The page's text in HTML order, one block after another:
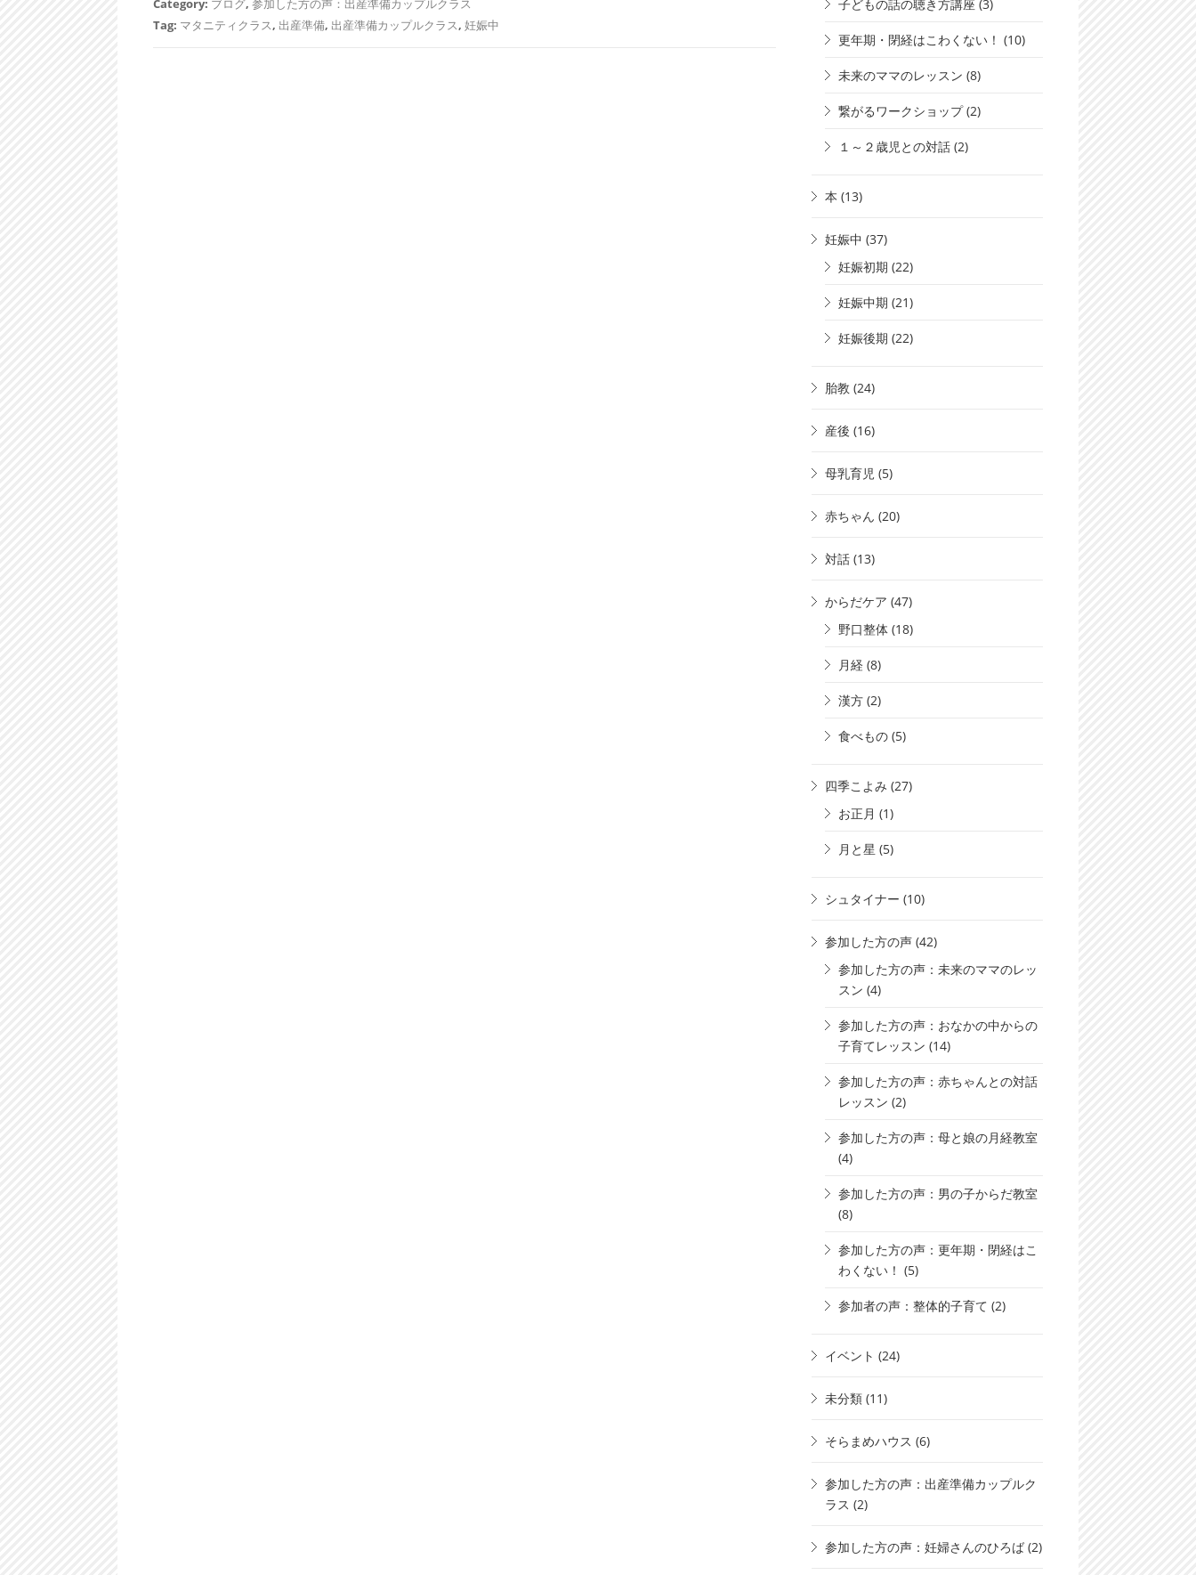
Category: ブログ, 参加した方の声：出産準備カップルクラス
Tag: マタニティクラス, 出産準備, 出産準備カップルクラス, 妊娠中
子どもの話の聴き方講座 (3)
更年期・閉経はこわくない！ (10)
未来のママのレッスン (8)
繋がるワークショップ(2)
１～２歳児との対話 (2)
本 (13)
妊娠中 (37)
妊娠初期 (22)
妊娠中期 (21)
妊娠後期 (22)
胎教 (24)
産後 (16)
母乳育児 (5)
赤ちゃん (20)
対話 (13)
からだケア (47)
野口整体 (18)
月経 (8)
漢方 (2)
食べもの (5)
四季こよみ (27)
お正月 (1)
月と星 (5)
シュタイナー (10)
参加した方の声 (42)
参加した方の声：未来のママのレッ
スン (4)
参加した方の声：おなかの中からの
子育てレッスン (14)
参加した方の声：赤ちゃんとの対話
レッスン (2)
参加した方の声：母と娘の月経教室
(4)
参加した方の声：男の子からだ教室
(8)
参加した方の声：更年期・閉経はこ
わくない！ (5)
参加者の声：整体的子育て (2)
イベント (24)
未分類 (11)
そらまめハウス (6)
参加した方の声：出産準備カップルク
ラス (2)
参加した方の声：妊婦さんのひろば (2)